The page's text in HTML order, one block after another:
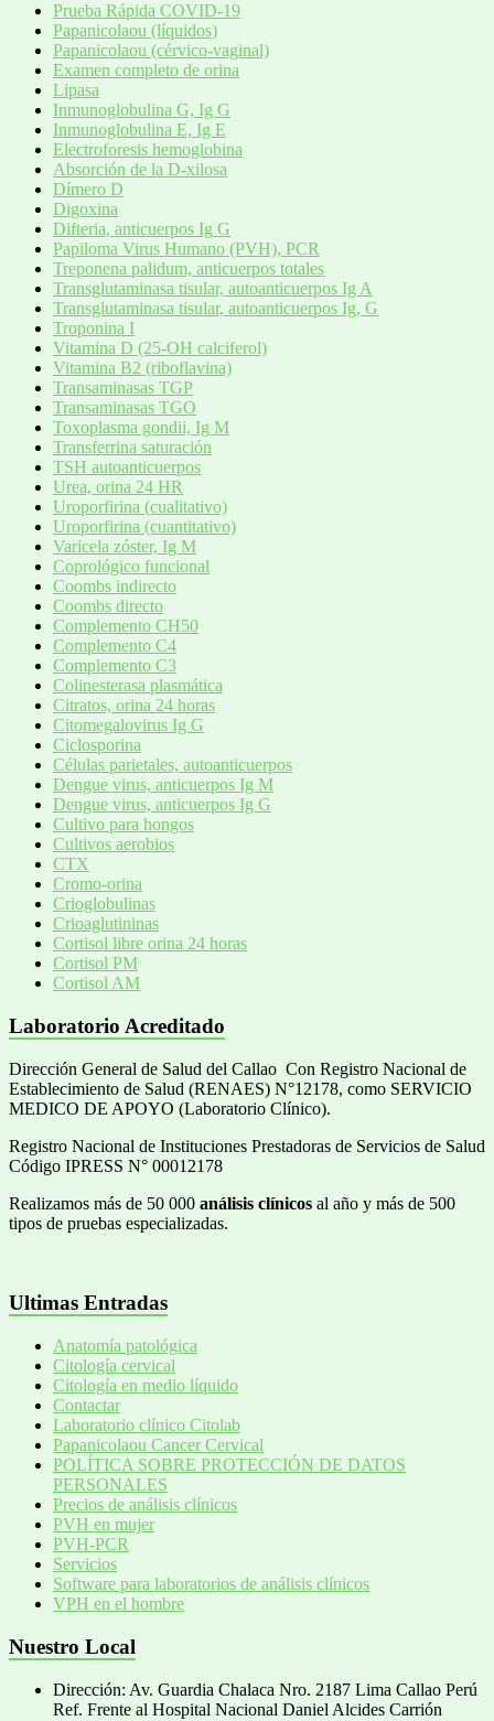
Prueba Rápida COVID-19
Papanicolaou (líquidos)
Papanicolaou (cérvico-vaginal)
Examen completo de orina
Lipasa
Inmunoglobulina G, Ig G
Inmunoglobulina E, Ig E
Electroforesis hemoglobina
Absorción de la D-xilosa
Dímero D
Digoxina
Difteria, anticuerpos Ig G
Papiloma Virus Humano (PVH), PCR
Treponena palidum, anticuerpos totales
Transglutaminasa tisular, autoanticuerpos Ig A
Transglutaminasa tisular, autoanticuerpos Ig, G
Troponina I
Vitamina D (25-OH calciferol)
Vitamina B2 (riboflavina)
Transaminasas TGP
Transaminasas TGO
Toxoplasma gondii, Ig M
Transferrina saturación
TSH autoanticuerpos
Urea, orina 24 HR
Uroporfirina (cualitativo)
Uroporfirina (cuantitativo)
Varicela zóster, Ig M
Coprológico funcional
Coombs indirecto
Coombs directo
Complemento CH50
Complemento C4
Complemento C3
Colinesterasa plasmática
Citratos, orina 24 horas
Citomegalovirus Ig G
Ciclosporina
Células parietales, autoanticuerpos
Dengue virus, anticuerpos Ig M
Dengue virus, anticuerpos Ig G
Cultivo para hongos
Cultivos aerobios
CTX
Cromo-orina
Crioglobulinas
Crioaglutininas
Cortisol libre orina 24 horas
Cortisol PM
Cortisol AM
Laboratorio Acreditado
Dirección General de Salud del Callao Con Registro Nacional de
Establecimiento de Salud (RENAES) N°12178, como SERVICIO
MEDICO DE APOYO (Laboratorio Clínico).
Registro Nacional de Instituciones Prestadoras de Servicios de Salud
Código IPRESS N° 00012178
Realizamos más de 50 000 análisis clínicos al año y más de 500
tipos de pruebas especializadas.
Ultimas Entradas
Anatomía patológica
Citología cervical
Citología en medio líquido
Contactar
Laboratorio clínico Citolab
Papanicolaou Cancer Cervical
POLÍTICA SOBRE PROTECCIÓN DE DATOS
PERSONALES
Precios de análisis clínicos
PVH en mujer
PVH-PCR
Servicios
Software para laboratorios de análisis clínicos
VPH en el hombre
Nuestro Local
Dirección: Av. Guardia Chalaca Nro. 2187 Lima Callao Perú
Ref. Frente al Hospital Nacional Daniel Alcides Carrión